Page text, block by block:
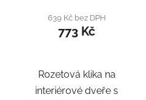
639 Kč bez DPH
773 Kč
Rozetová klika na
interiérové ​​dveře s